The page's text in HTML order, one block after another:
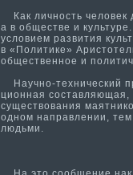
Как личность человек
а в обществе и
условием развити­я
в «Полити­ке»
общественное и
Научно-технический
ционная составляющая,
существования
одном направлении, тем
людьми.